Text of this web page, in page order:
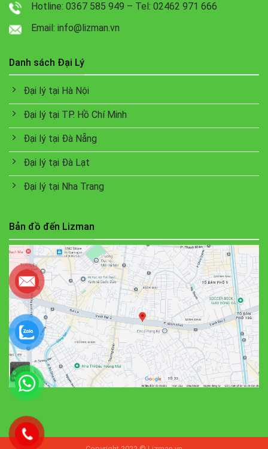
Hotline: 0367 585 949 – Tel: 02462 971 666
Email: info@lizman.vn
Danh sách Đại Lý
Đại lý tại Hà Nội
Đại lý tại TP. Hồ Chí Minh
Đại lý tại Đà Nẵng
Đại lý tại Đà Lạt
Đại lý tại Nha Trang
Bản đồ đến Lizman